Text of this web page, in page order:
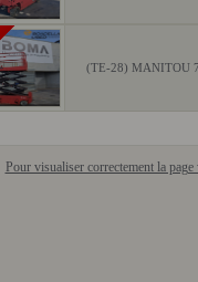
(TE-28) MANITOU
Pour visualiser correctement la